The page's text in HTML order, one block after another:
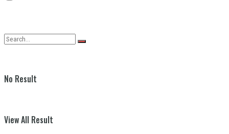
No Result
View All Result